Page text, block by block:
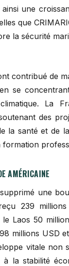
une
que
la sécurité
contribué de
se
La
des
la santé et de
formation
AMÉRICAINE
une
239 millions
Laos 50
millions USD
vitale non
la stabilité